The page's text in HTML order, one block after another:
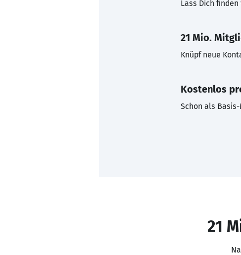
Lass Dich
21 Mio.
Knüpf neue
Kostenlos
Schon als
21